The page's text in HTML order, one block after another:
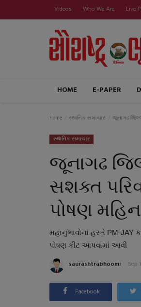
Videos Who We Are Live
HOME E-PAPER
Home સ્થાનિક સમાચાર જૂનાગઢ
સ્થાનિક સમાચાર
જૂનાગઢ
સશક્ત
પોષણ
મહાનુભાવોના હસ્તે PM-JAY
પોષણ કીટ આપવામાં આવી
saurashtrabhoomi Sep
Facebook